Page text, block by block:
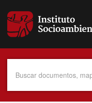
para
conteúdo